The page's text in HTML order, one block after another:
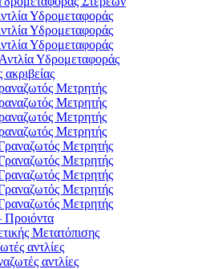
Υδρομεταφοράς
Υδρομεταφοράς
Υδρομεταφοράς
Υδρομεταφοράς
Μετρητής
Μετρητής
Μετρητής
Μετρητής
Μετρητής
Μετρητής
Μετρητής
Μετρητής
Μετρητής
Προιόντα
Μετατόπισης
αντλίες
αντλίες